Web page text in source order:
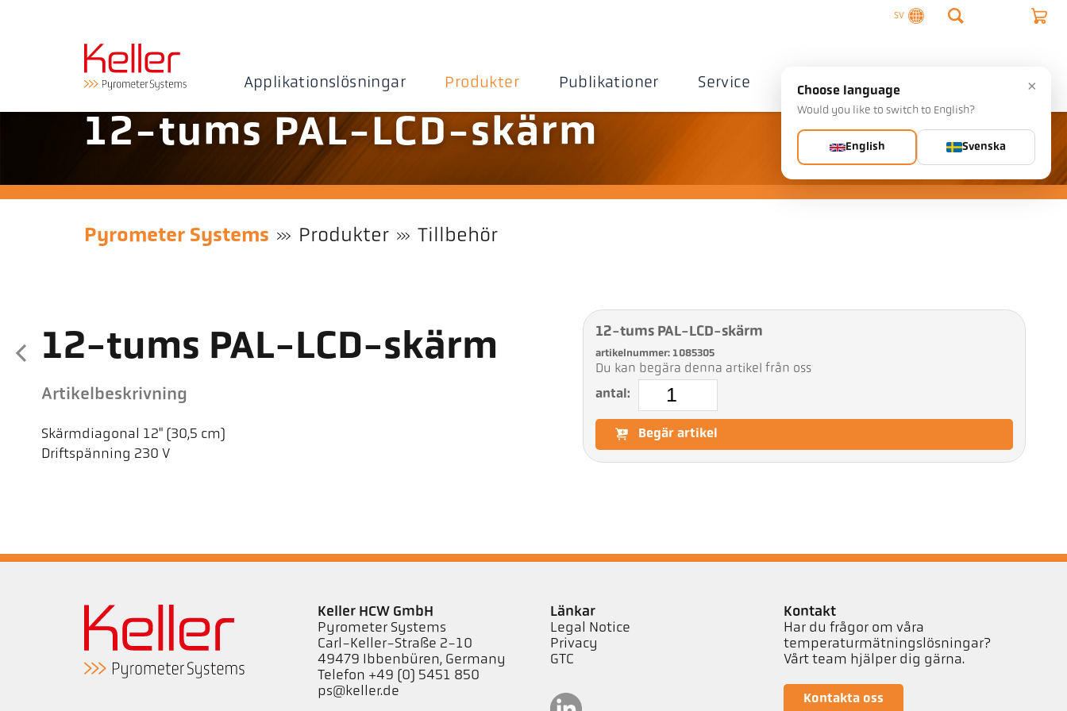
SV
Applikationslösningar Produkter Publikationer Service Företag
12-tums PAL-LCD-skärm
Pyrometer Systems Produkter Tillbehör
12-tums PAL-LCD-skärm
Artikelbeskrivning
Skärmdiagonal 12" (30,5 cm)
Driftspänning 230 V
12-tums PAL-LCD-skärm
artikelnummer: 1085305
Du kan begära denna artikel från oss
antal:
Begär artikel
Keller HCW GmbH
Pyrometer Systems
Carl-Keller-Straße 2-10
49479 Ibbenbüren, Germany
Telefon +49 (0) 5451 850
ps@keller.de
Länkar
Legal Notice
Privacy
GTC
Kontakt
Har du frågor om våra
temperaturmätningslösningar?
Vårt team hjälper dig gärna.
Kontakta oss
×
Choose language
Would you like to switch to English?
English Svenska